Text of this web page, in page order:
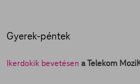
Gyerek-péntek
Ikerdokik bevetésen a Telekom